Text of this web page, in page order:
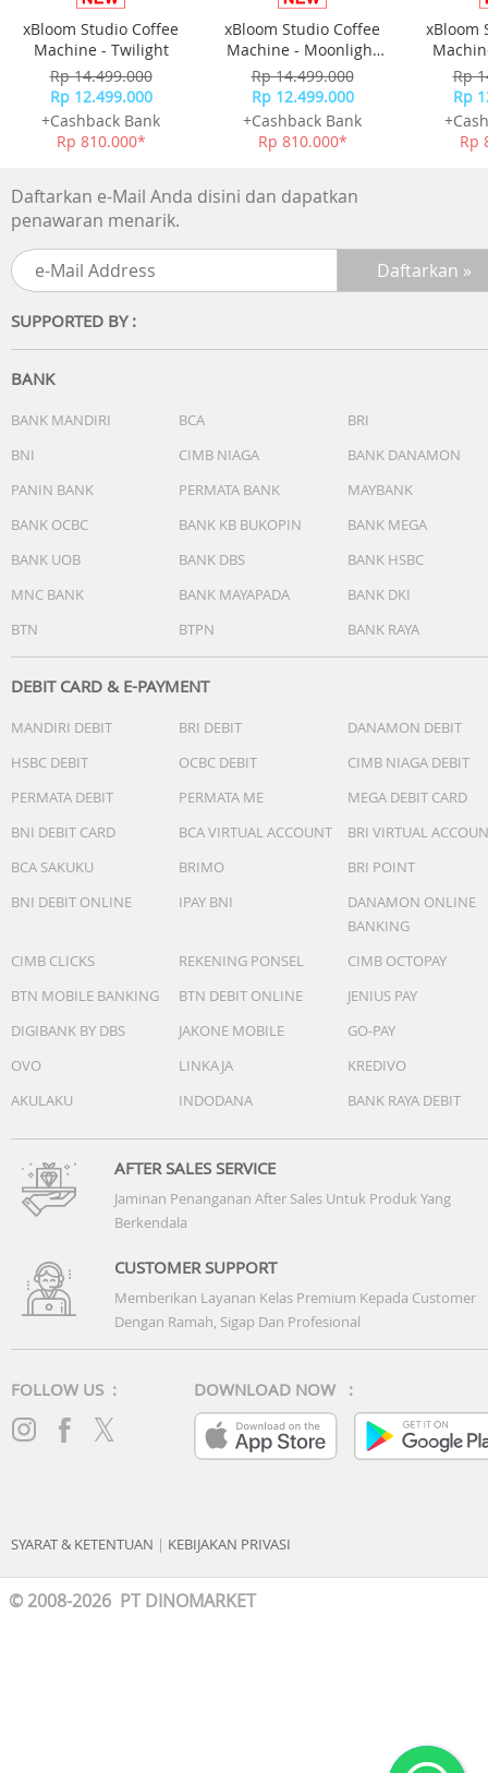
Cara Pemakaian :
Bersihkan wajah dan keringkan area jerawat
Tempelkan patch tepat di atas jerawat
Diamkan hingga patch berubah warna
Lepaskan perlahan setelah jerawat mereda
Jerawat aktif & meradang
Jerawat bernanah
Remaja & dewasa
Catatan penting !
Hindari pemakaian pada luka terbuka
korea, patch jerawat hydrocolloid, acne patch salicylic
acne patch invisible, acne patch siang malam, patch
xBloom Studio Coffee
Machine - Twilight
Rp 14.499.000
Rp 12.499.000
+Cashback Bank
Rp 810.000*
xBloom Studio Coffee
Machine - Moonlight
White
Rp 14.499.000
Rp 12.499.000
+Cashback Bank
Rp 810.000*
xBloom
Rp
Rp
Rp
Daftarkan e-Mail Anda disini dan dapatkan
penawaran menarik.
SUPPORTED BY :
BANK
BANK MANDIRI BCA
BRI
BNI
CIMB NIAGA
BANK DANAMON
PANIN BANK
PERMATA BANK
MAYBANK
BANK OCBC
BANK KB BUKOPIN
BANK MEGA
BANK UOB
BANK DBS
BANK HSBC
MNC BANK
BANK MAYAPADA
BANK DKI
BTN
BTPN BANK RAYA
DEBIT CARD & E-PAYMENT
MANDIRI DEBIT BRI DEBIT
DANAMON DEBIT
HSBC DEBIT
OCBC DEBIT
CIMB NIAGA DEBIT
PERMATA DEBIT
PERMATA ME
MEGA DEBIT CARD
BNI DEBIT CARD
BCA VIRTUAL ACCOUNT
BRI VIRTUAL
BCA SAKUKU
BRIMO
BRI POINT
BNI DEBIT ONLINE
IPAY BNI
DANAMON ONLINE
BANKING
CIMB CLICKS
REKENING PONSEL
CIMB OCTOPAY
BTN MOBILE BANKING
BTN DEBIT ONLINE
JENIUS PAY
DIGIBANK BY DBS
JAKONE MOBILE
GO-PAY
OVO
LINKAJA
KREDIVO
AKULAKU
INDODANA BANK RAYA DEBIT
AFTER SALES SERVICE
Jaminan Penanganan After Sales Untuk Produk Yang
Berkendala
CUSTOMER SUPPORT
Memberikan Layanan Kelas Premium Kepada Customer
Dengan Ramah, Sigap Dan Profesional
FOLLOW US : DOWNLOAD NOW :
SYARAT & KETENTUAN | KEBIJAKAN PRIVASI
© 2008-2026 PT DINOMARKET